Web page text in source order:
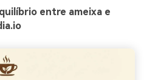
entre ameixa e